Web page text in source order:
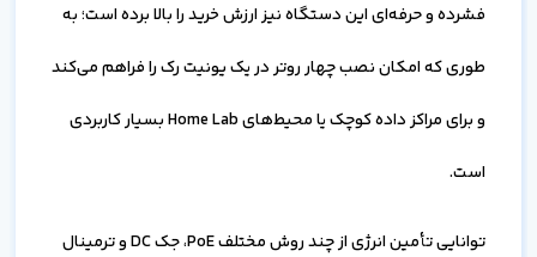
فشرده و حرفه‌ای این دستگاه نیز ارزش خرید را بالا برده است؛ به
طوری که امکان نصب چهار روتر در یک یونیت رک را فراهم می‌کند
و برای مراکز داده کوچک یا محیط‌های Home Lab بسیار کاربردی
است.
توانایی تأمین انرژی از چند روش مختلف PoE، جک DC و ترمینال